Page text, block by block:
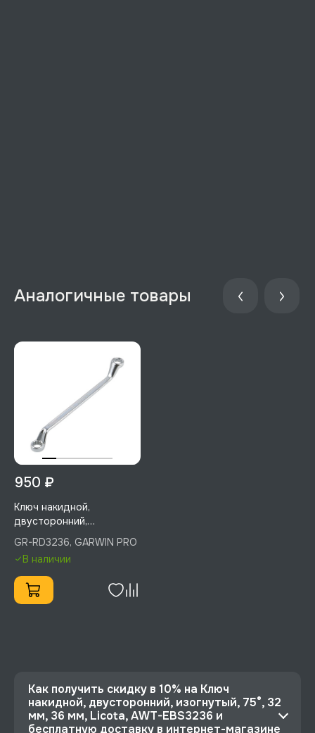
Аналогичные товары
950 ₽
Ключ накидной,
двусторонний,
изогнутый, 75°, 32 мм, 36
мм, GARWIN PRO, GR-
RD3236
GR-RD3236, GARWIN PRO
В наличии
Как получить скидку в 10% на Ключ
накидной, двусторонний, изогнутый, 75°, 32
мм, 36 мм, Licota, AWT-EBS3236 и
бесплатную доставку в интернет-магазине